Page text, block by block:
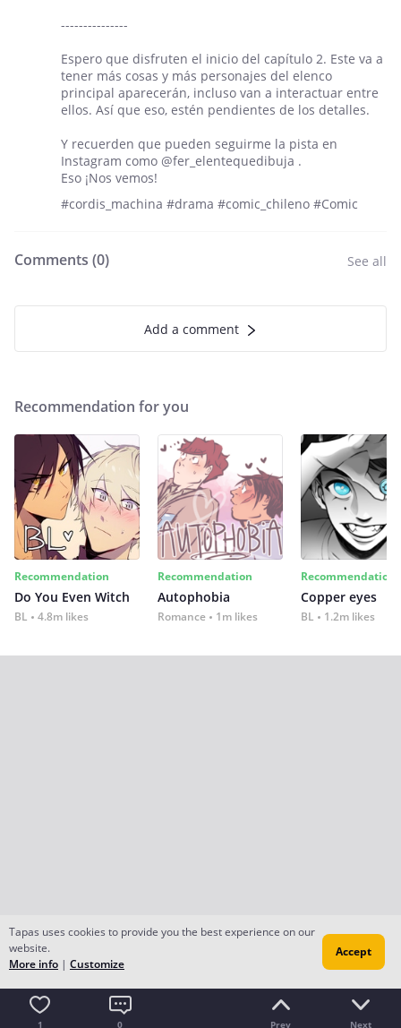
---------------
Espero que disfruten el inicio del capítulo 2. Este va a
tener más cosas y más personajes del elenco
principal aparecerán, incluso van a interactuar entre
ellos. Así que eso, estén pendientes de los detalles.
Y recuerden que pueden seguirme la pista en
Instagram como @fer_elentequedibuja .
Eso ¡Nos vemos!
#cordis_machina #drama #comic_chileno #Comic
Comments (0) See all
Add a comment
Recommendation for you
Recommendation
Do You Even Witch
BL 4.8m likes
Recommendation
Autophobia
Romance 1m likes
Recommendation
Copper eyes
BL 1.2m likes
1 0 Prev Next
Tapas uses cookies to provide you the best experience on our
website.
More info | Customize
Accept